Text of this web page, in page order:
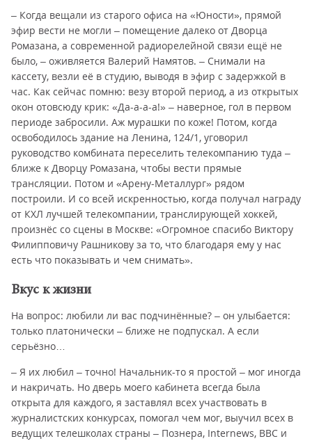
– Когда вещали из старого офиса на «Юности», прямой
эфир вести не могли – помещение далеко от Дворца
Ромазана, а современной радиорелейной связи ещё не
было, – оживляется Валерий Намятов. – Снимали на
кассету, везли её в студию, выводя в эфир с задержкой в
час. Как сейчас помню: везу второй период, а из открытых
окон отовсюду крик: «Да-а-а-а!» – наверное, гол в первом
периоде забросили. Аж мурашки по коже! Потом, когда
освободилось здание на Ленина, 124/1, уговорил
руководство комбината переселить телекомпанию туда –
ближе к Дворцу Ромазана, чтобы вести прямые
трансляции. Потом и «Арену-Металлург» рядом
построили. И со всей искренностью, когда получал награду
от КХЛ лучшей телекомпании, транслирующей хоккей,
произнёс со сцены в Москве: «Огромное спасибо Виктору
Филипповичу Рашникову за то, что благодаря ему у нас
есть что показывать и чем снимать».
Вкус к жизни
На вопрос: любили ли вас подчинённые? – он улыбается:
только платонически – ближе не подпускал. А если
серьёзно…
– Я их любил – точно! Начальник-то я простой – мог иногда
и накричать. Но дверь моего кабинета всегда была
открыта для каждого, я заставлял всех участвовать в
журналистских конкурсах, помогал чем мог, выучил всех в
ведущих телешколах страны – Познера, Internews, ВВС и